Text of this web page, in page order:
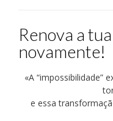
Renova a
novamente!
«A “impossibilidade”
e essa